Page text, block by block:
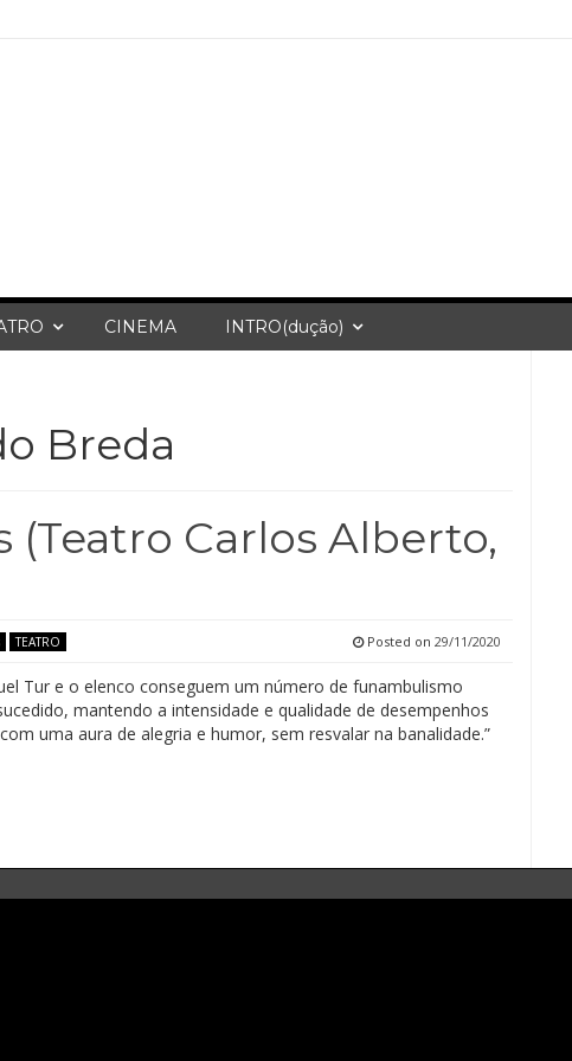
CINEMA INTRO(dução)
Breda
Carlos Alberto,
TEATRO Posted on 29/11/2020
Tur e o elenco conseguem um número de funambulismo
mantendo a intensidade e qualidade de desempenhos
uma aura de alegria e humor, sem resvalar na banalidade.”